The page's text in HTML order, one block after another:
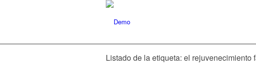
Listado de la etiqueta: el rejuvenecimiento